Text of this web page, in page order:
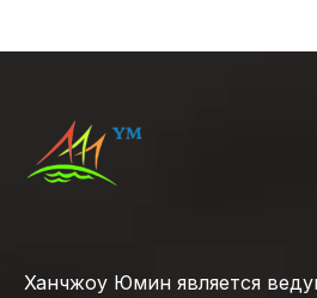
Ханчжоу Юмин является